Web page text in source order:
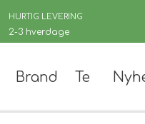
HURTIG LEVERING
2-3 hverdage
Brand Te